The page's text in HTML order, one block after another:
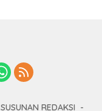
SUSUNAN REDAKSI